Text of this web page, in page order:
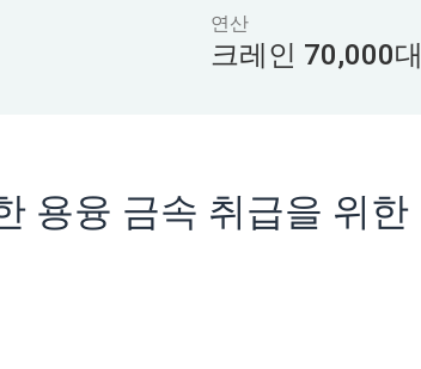
연산
크레인 70,000대
용융 금속 취급을 위한